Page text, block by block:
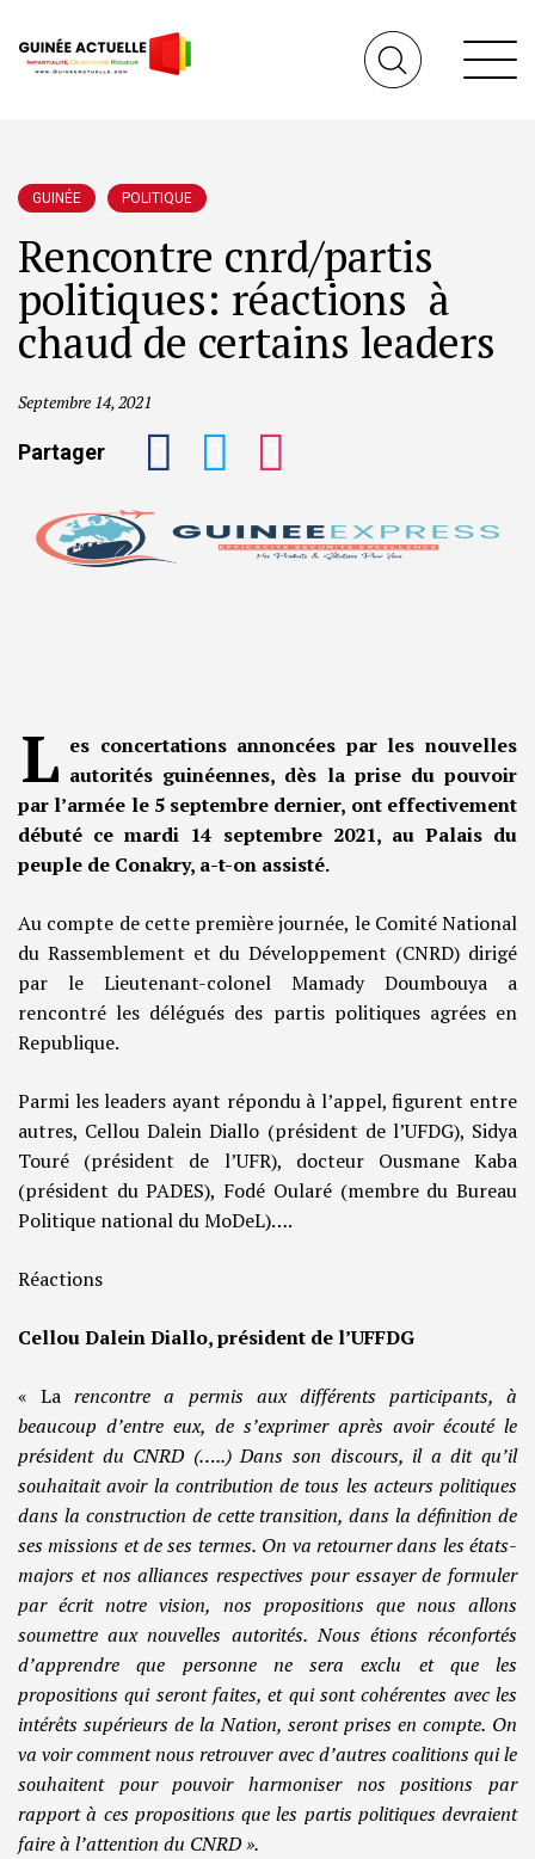
GUINÉE POLITIQUE
Rencontre cnrd/partis
politiques: réactions à
chaud de certains leaders
Septembre 14, 2021
Partager
L es concertations annoncées par les nouvelles
autorités guinéennes, dès la prise du pouvoir
par l’armée le 5 septembre dernier, ont effectivement
débuté ce mardi 14 septembre 2021, au Palais du
peuple de Conakry, a-t-on assisté.
Au compte de cette première journée, le Comité National
du Rassemblement et du Développement (CNRD) dirigé
par le Lieutenant-colonel Mamady Doumbouya a
rencontré les délégués des partis politiques agrées en
Republique.
Parmi les leaders ayant répondu à l’appel, figurent entre
autres, Cellou Dalein Diallo (président de l’UFDG), Sidya
Touré (président de l’UFR), docteur Ousmane Kaba
(président du PADES), Fodé Oularé (membre du Bureau
Politique national du MoDeL)….
Réactions
Cellou Dalein Diallo, président de l’UFFDG
« Larencontre a permis aux différents participants, à
beaucoup d’entre eux, de s’exprimer après avoir écouté le
président du CNRD (…..) Dans son discours, il a dit qu’il
souhaitait avoir la contribution de tous les acteurs politiques
dans la construction de cette transition, dans la définition de
ses missions et de ses termes. On va retourner dans les états-
majors et nos alliances respectives pour essayer de formuler
par écrit notre vision, nos propositions que nous allons
soumettre aux nouvelles autorités. Nous étions réconfortés
d’apprendre que personne ne sera exclu et que les
propositions qui seront faites, et qui sont cohérentes avec les
intérêts supérieurs de la Nation, seront prises en compte. On
va voir comment nous retrouver avec d’autres coalitions qui le
souhaitent pour pouvoir harmoniser nos positions par
rapport à ces propositions que les partis politiques devraient
faire à l’attention du CNRD ».